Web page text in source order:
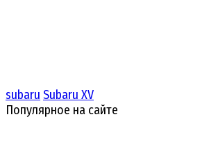
subaru Subaru XV
Популярное на сайте